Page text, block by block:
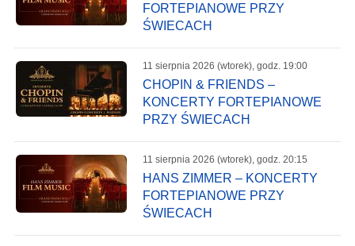
FORTEPIANOWE PRZY
ŚWIECACH
11 sierpnia 2026 (wtorek), godz. 19:00
CHOPIN & FRIENDS –
KONCERTY FORTEPIANOWE
PRZY ŚWIECACH
11 sierpnia 2026 (wtorek), godz. 20:15
HANS ZIMMER – KONCERTY
FORTEPIANOWE PRZY
ŚWIECACH